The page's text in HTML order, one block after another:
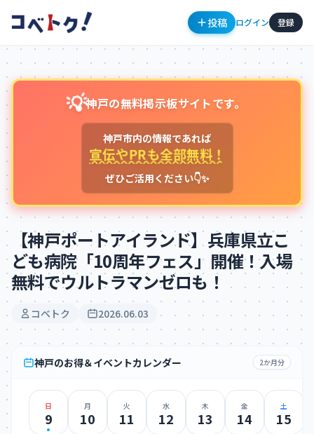
投稿 ログイン 登録
💡神戸の無料掲示板サイトです。
神戸市内の情報であれば
宣伝やPRも全部無料！
ぜひご活用ください👇✨
【神戸ポートアイランド】兵庫県立こ
ども病院「10周年フェス」開催！入場
無料でウルトラマンゼロも！
コベトク 2026.06.03
神戸のお得＆イベントカレンダー 2か月分
日
9
月
10
火
11
水
12
木
13
金
14
土
15
コメントを投稿するにはログインが必要です
ログイン
新規登録